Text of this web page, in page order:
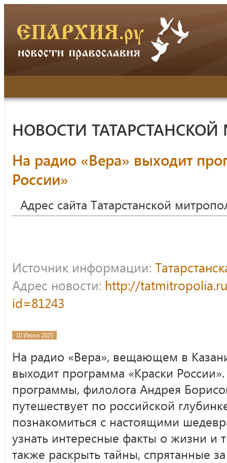
НОВОСТИ
На радио «Вера» выходит
России»
Адрес сайта Татарстанской
Источник информации:
Адрес новости: http://
id=81243
10 Июня 2025
На радио «Вера», вещающем в
выходит программа «Краски
программы, филолога Андрея
путешествует по российской
познакомиться с настоящими
узнать интересные факты о жизни и
также раскрыть тайны, спрятанные